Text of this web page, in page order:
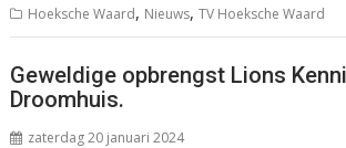
Hoeksche Waard, Nieuws,TV Hoeksche Waard
Geweldige opbrengst Lions
Droomhuis.
zaterdag 20 januari 2024